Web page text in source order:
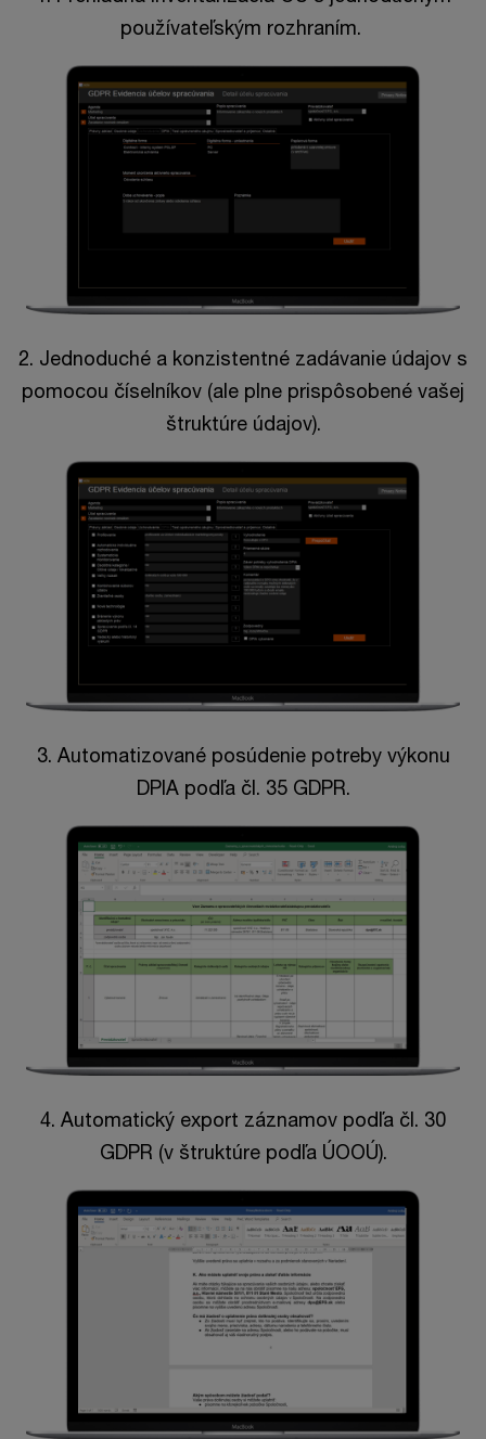
používateľským rozhraním.
2. Jednoduché a konzistentné zadávanie údajov s
pomocou číselníkov (ale plne prispôsobené vašej
štruktúre údajov).
3. Automatizované posúdenie potreby výkonu
DPIA podľa čl. 35 GDPR.
4. Automatický export záznamov podľa čl. 30
GDPR (v štruktúre podľa ÚOOÚ).